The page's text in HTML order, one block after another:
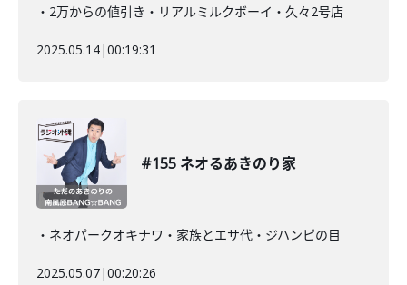
・2万からの値引き・リアルミルクボーイ・久々2号店
2025.05.14|00:19:31
#155 ネオるあきのり家
・ネオパークオキナワ・家族とエサ代・ジハンピの目
2025.05.07|00:20:26